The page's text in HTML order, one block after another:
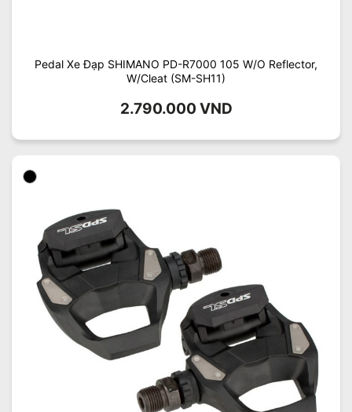
Pedal Xe Đạp SHIMANO PD-R7000 105 W/O Reflector,
W/Cleat (SM-SH11)
2.790.000 VND